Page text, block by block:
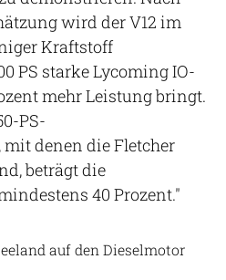
wird der V12 im
Kraftstoff
PS starke Lycoming IO-
mehr Leistung bringt.
PS-
denen die Fletcher
beträgt die
40 Prozent."
auf den Dieselmotor